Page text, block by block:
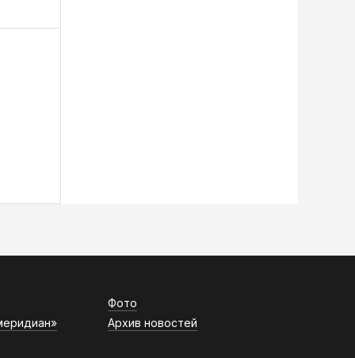
Фото
Архив новостей